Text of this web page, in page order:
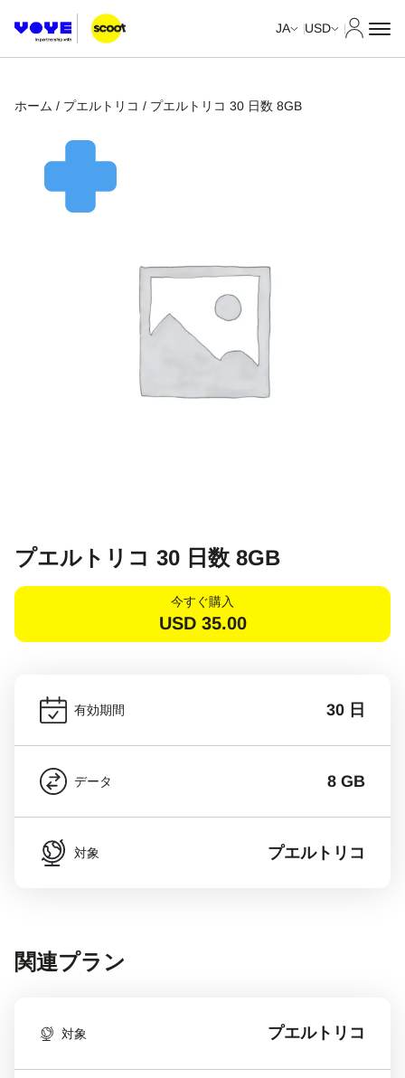
JA USD
ホーム / プエルトリコ / プエルトリコ 30 日数 8GB
プエルトリコ 30 日数 8GB
今すぐ購入
USD 35.00
有効期間 30 日
データ 8 GB
対象 プエルトリコ
関連プラン
対象 プエルトリコ